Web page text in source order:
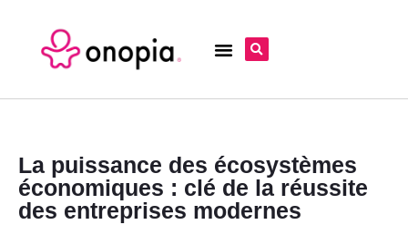
La puissance des écosystèmes
économiques : clé de la réussite
des entreprises modernes